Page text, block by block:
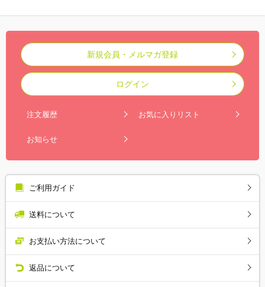
新規会員・メルマガ登録
ログイン
注文履歴 お気に入りリスト
お知らせ
ご利用ガイド
送料について
お支払い方法について
返品について